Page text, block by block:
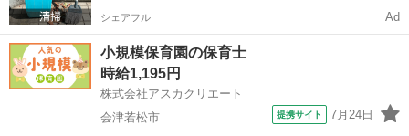
シェアフル Ad
小規模保育園の保育士
時給1,195円
株式会社アスカクリエート
会津若松市
提携サイト 7月24日